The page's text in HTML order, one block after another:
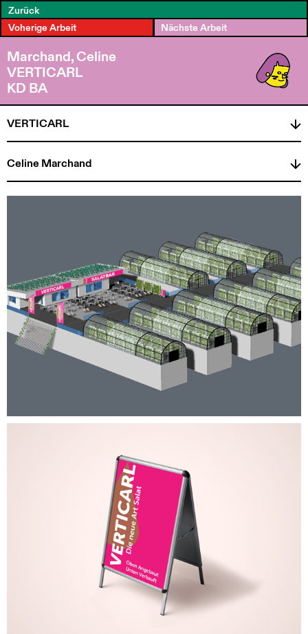
Zurück
Voherige Arbeit
Nächste Arbeit
Marchand, Celine
VERTICARL
KD BA
VERTICARL
Celine Marchand